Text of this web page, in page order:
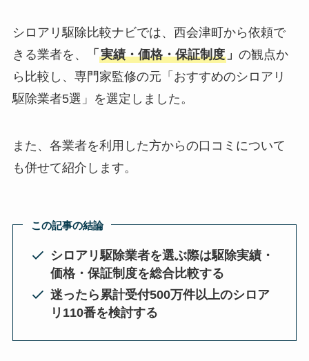
シロアリ駆除比較ナビでは、西会津町から依頼で
きる業者を、
「 実績・価格・保証制度」 の観点か
ら比較し、専門家監修の元「おすすめのシロアリ
駆除業者5選」を選定しました。
また、各業者を利用した方からの口コミについて
も併せて紹介します。
この記事の結論
シロアリ駆除業者を選ぶ際は駆除実績・
価格・保証制度を総合比較する
迷ったら累計受付500万件以上のシロア
リ110番を検討する